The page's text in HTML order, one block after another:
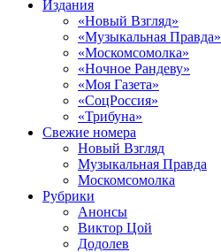
Издания
«Новый Взгляд»
«Музыкальная Правда»
«Москомсомолка»
«Ночное Рандеву»
«Моя Газета»
«СоцРоссия»
«Трибуна»
Свежие номера
Новый Взгляд
Музыкальная Правда
Москомсомолка
Рубрики
Анонсы
Виктор Цой
Додолев